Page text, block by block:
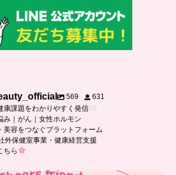
569
631
康課題をわかりやすく発信
み｜がん｜女性ホルモン
美容をつなぐプラットフォーム
外保健室事業・健康経営支援
ちら